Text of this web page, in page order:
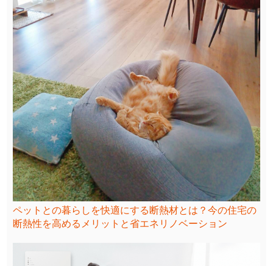
ペットとの暮らしを快適にする断熱材とは？今の住宅の
断熱性を高めるメリットと省エネリノベーション